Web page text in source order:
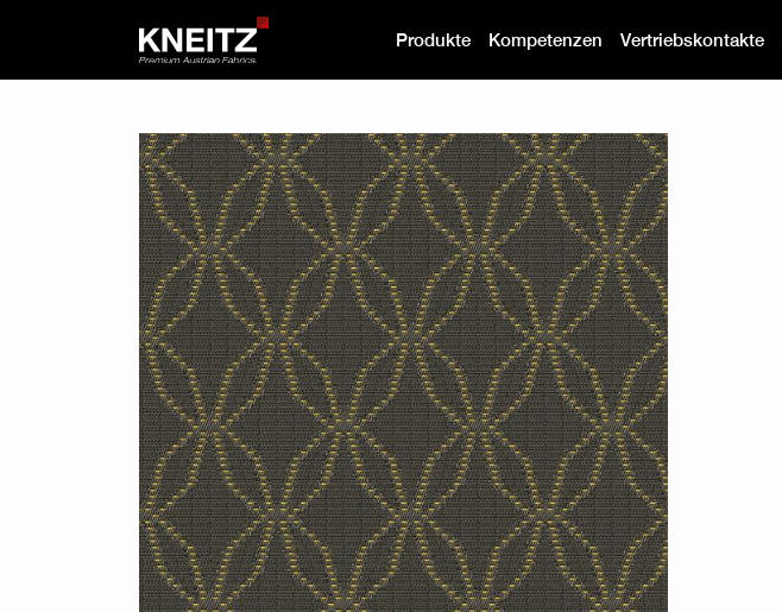
Produkte Kompetenzen Vertriebskontakte